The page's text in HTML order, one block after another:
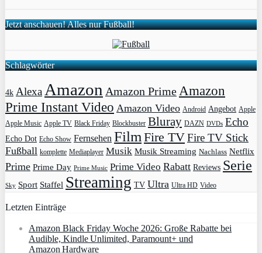
Jetzt anschauen! Alles nur Fußball!
Schlagwörter
4k AlexaAmazon Amazon PrimeAmazon
Prime Instant Video Amazon Video Android Angebot Apple
Apple Music Apple TV Black Friday Blockbuster Bluray DAZN DVDs Echo
Echo Dot Echo Show Fernsehen FilmFire TVFire TV Stick
Fußball komplette Mediaplayer Musik Musik Streaming Nachlass Netflix
Prime Prime Day Prime Music Prime Video Rabatt Reviews Serie
Sky Sport Staffel Streaming TV Ultra Ultra HD Video
Letzten Einträge
Amazon Black Friday Woche 2026: Große Rabatte bei
Audible, Kindle Unlimited, Paramount+ und
Amazon Hardware